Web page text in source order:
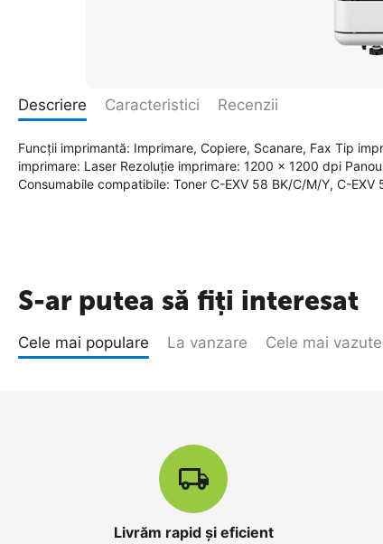
Descriere Caracteristici Recenzii
Funcții imprimantă: Imprimare, Copiere, Scanare, Fax Tip
imprimare: Laser Rezoluție imprimare: 1200 x 1200 dpi
Consumabile compatibile: Toner C-EXV 58 BK/C/M/Y, C-EXV
S-ar putea să fiți interesat
Cele mai populare La vanzare Cele mai
Livrăm rapid și eficient